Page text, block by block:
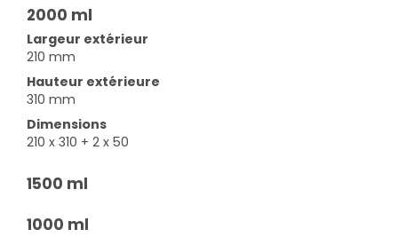
2000 ml
Largeur extérieur
210 mm
Hauteur extérieure
310 mm
Dimensions
210 x 310 + 2 x 50
1500 ml
1000 ml